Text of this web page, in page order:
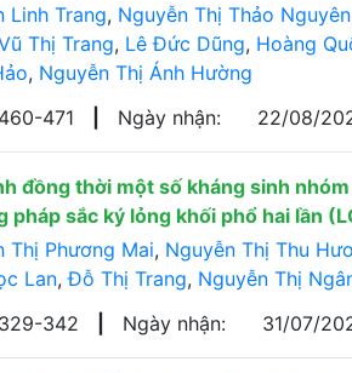
Linh Trang, Nguyễn Thị Thảo Nguyên
Thị Trang, Lê Đức Dũng, Hoàng
, Nguyễn Thị Ánh Hường
471
Ngày nhận: 22/08/
đồng thời một số kháng sinh
pháp sắc ký lỏng khối phổ hai lần
Thị Phương Mai, Nguyễn Thị Thu
Lan,Đỗ Thị Trang, Nguyễn Thị
342
Ngày nhận: 31/07/